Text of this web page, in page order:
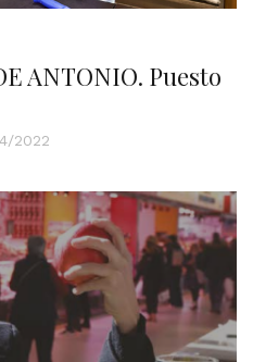
ANTONIO. Puesto
2022